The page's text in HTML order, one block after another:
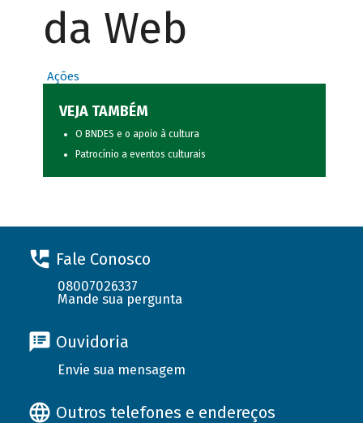
da Web
Ações
VEJA TAMBÉM
O BNDES e o apoio à cultura
Patrocínio a eventos culturais
Fale Conosco
08007026337
Mande sua pergunta
Ouvidoria
Envie sua mensagem
Outros telefones e endereços